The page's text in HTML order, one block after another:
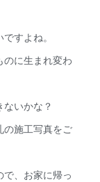
すよね。
のに生まれ変わ
ないかな？
の施工写真をご
、お家に帰っ